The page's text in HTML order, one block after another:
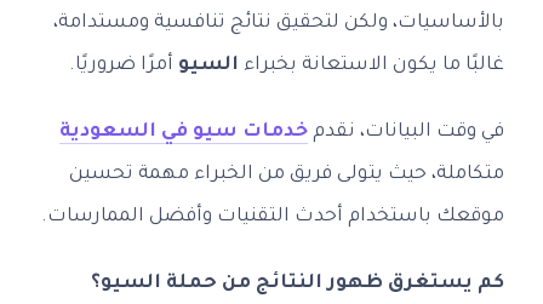
بالأساسيات، ولكن لتحقيق نتائج تنافسية ومستدامة،
غالبًا ما يكون الاستعانة بخبراء السيو أمرًا ضروريًا.
في وقت البيانات، نقدم خدمات سيو في السعودية
متكاملة، حيث يتولى فريق من الخبراء مهمة تحسين
موقعك باستخدام أحدث التقنيات وأفضل الممارسات.
كم يستغرق ظهور النتائج من حملة السيو؟